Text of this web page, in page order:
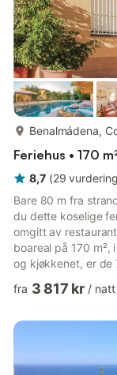
Benalmádena,
Feriehus • 170
8,7 (29
Bare 80 m fra
du dette koselige
omgitt av
boareal på 170 m²,
og kjøkkenet, er de
og er optimalt
golfbanen i
fra 3 817 kr / natt